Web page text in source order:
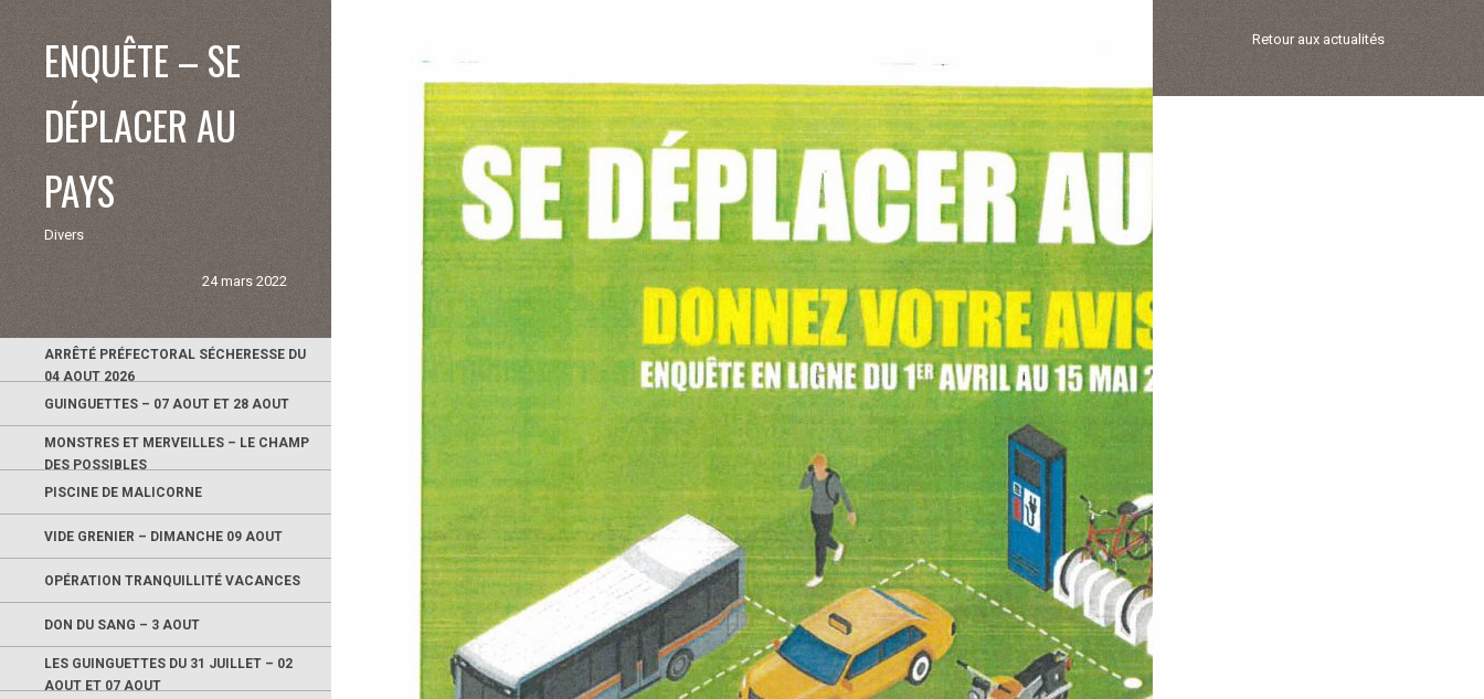
ENQUÊTE – SE
DÉPLACER AU
PAYS
Divers
24 mars 2022
ARRÊTÉ PRÉFECTORAL SÉCHERESSE DU
04 AOUT 2026
GUINGUETTES – 07 AOUT ET 28 AOUT
MONSTRES ET MERVEILLES – LE CHAMP
DES POSSIBLES
PISCINE DE MALICORNE
VIDE GRENIER – DIMANCHE 09 AOUT
OPÉRATION TRANQUILLITÉ VACANCES
DON DU SANG – 3 AOUT
LES GUINGUETTES DU 31 JUILLET – 02
AOUT ET 07 AOUT
Retour aux actualités